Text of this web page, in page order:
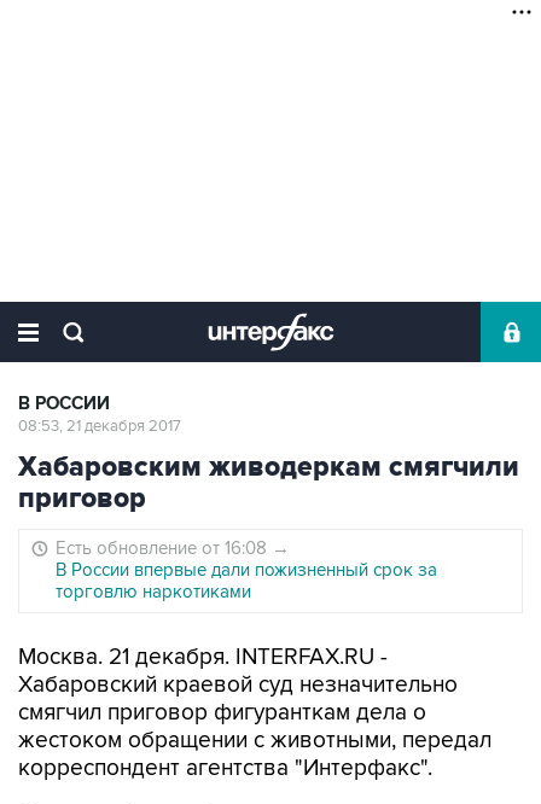
В РОССИИ
08:53, 21 декабря 2017
Хабаровским живодеркам смягчили
приговор
Есть обновление от 16:08 →
В России впервые дали пожизненный срок за
торговлю наркотиками
Москва. 21 декабря. INTERFAX.RU -
Хабаровский краевой суд незначительно
смягчил приговор фигуранткам дела о
жестоком обращении с животными, передал
корреспондент агентства "Интерфакс".